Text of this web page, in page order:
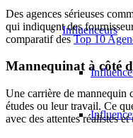
Influenceurs
Des agences sérieuses
qui indiquent des
comparatif desTop 10
Mannequinat à côté
Une carrière de mannequin
études ou leur travail. Ce
avec des attentes réalistes